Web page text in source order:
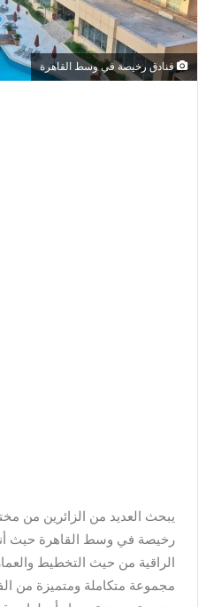
فنادق رخيصة في وسط القاهرة
يبحث العديد من الزائرين من
رخيصة في وسط القاهرة حيث
الراقية من حيث التخطيط
مجموعة متكاملة ومتميزة من